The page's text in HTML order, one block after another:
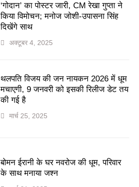
‘गोदान’ का पोस्टर जारी, CM रेखा गुप्ता ने
किया विमोचन; मनोज जोशी-उपासना सिंह
दिखेंगे साथ
अक्टूबर 4, 2025
थलपति विजय की जन नायकन 2026 में धूम
मचाएगी, 9 जनवरी को इसकी रिलीज डेट तय
की गई है
मार्च 25, 2025
बोमन ईरानी के घर नवरोज की धूम, परिवार
के साथ मनाया जश्न